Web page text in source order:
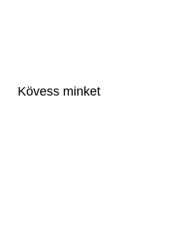
Kövess minket